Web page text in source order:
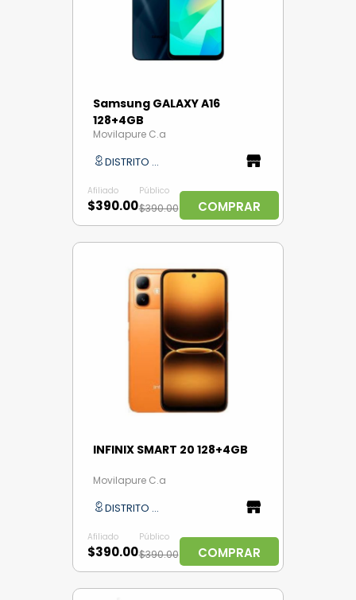
Samsung GALAXY A16
128+4GB
Movilapure C.a
DISTRITO CAPITAL
Afiliado
$390.00
Público
$390.00 COMPRAR
INFINIX SMART 20 128+4GB
Movilapure C.a
DISTRITO CAPITAL
Afiliado
$390.00
Público
$390.00 COMPRAR